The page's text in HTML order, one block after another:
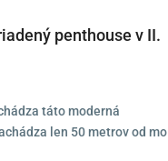
penthouse v II.
táto moderná
len 50 metrov od mo